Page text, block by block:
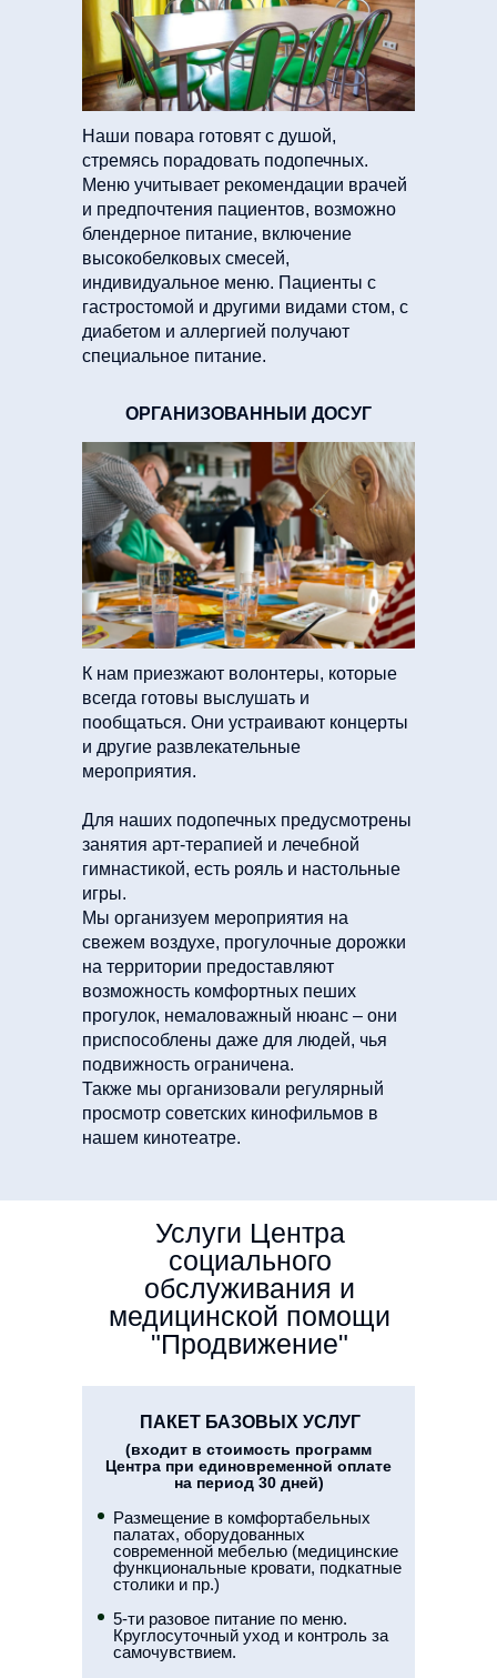
Наши повара готовят с душой,
стремясь порадовать подопечных.
Меню учитывает рекомендации врачей
и предпочтения пациентов, возможно
блендерное питание, включение
высокобелковых смесей,
индивидуальное меню. Пациенты с
гастростомой и другими видами стом, с
диабетом и аллергией получают
специальное питание.
ОРГАНИЗОВАННЫЙ ДОСУГ
К нам приезжают волонтеры, которые
всегда готовы выслушать и
пообщаться. Они устраивают концерты
и другие развлекательные
мероприятия.
Для наших подопечных предусмотрены
занятия арт-терапией и лечебной
гимнастикой, есть рояль и настольные
игры.
Мы организуем мероприятия на
свежем воздухе, прогулочные дорожки
на территории предоставляют
возможность комфортных пеших
прогулок, немаловажный нюанс – они
приспособлены даже для людей, чья
подвижность ограничена.
Также мы организовали регулярный
просмотр советских кинофильмов в
нашем кинотеатре.
Услуги Центра
социального
обслуживания и
медицинской помощи
"Продвижение"
ПАКЕТ БАЗОВЫХ УСЛУГ
5-ти разовое питание по меню.
Круглосуточный уход и контроль за
самочувствием.
(входит в стоимость программ
Центра при единовременной оплате
на период 30 дней)
Размещение в комфортабельных
палатах, оборудованных
современной мебелью (медицинские
функциональные кровати, подкатные
столики и пр.)